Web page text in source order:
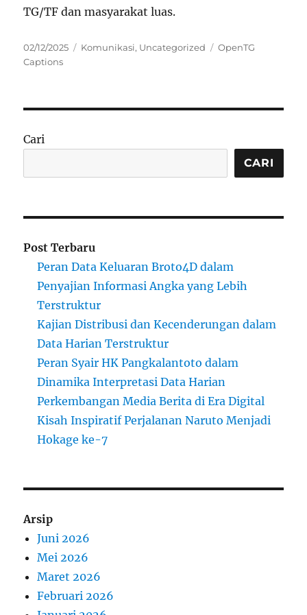
TG/TF dan masyarakat luas.
Posted
on
02/12/2025 Categories
Komunikasi, Uncategorized Tags
OpenTG
Captions
Cari
CARI
Post Terbaru
Peran Data Keluaran Broto4D dalam
Penyajian Informasi Angka yang Lebih
Terstruktur
Kajian Distribusi dan Kecenderungan dalam
Data Harian Terstruktur
Peran Syair HK Pangkalantoto dalam
Dinamika Interpretasi Data Harian
Perkembangan Media Berita di Era Digital
Kisah Inspiratif Perjalanan Naruto Menjadi
Hokage ke-7
Arsip
Juni 2026
Mei 2026
Maret 2026
Februari 2026